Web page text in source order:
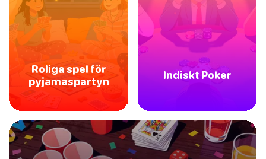
Roliga spel för
pyjamaspartyn
Indiskt Poker